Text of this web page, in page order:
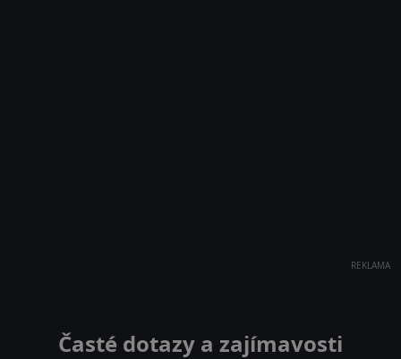
REKLAMA
Časté dotazy a zajímavosti